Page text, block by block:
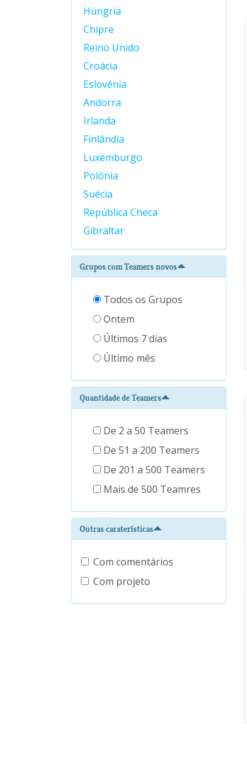
Hungria
Chipre
Reino Unido
Croácia
Eslovénia
Andorra
Irlanda
Finlândia
Luxemburgo
Polónia
Suécia
República Checa
Gibraltar
Grupos com Teamers novos
Todos os Grupos
Ontem
Últimos 7 dias
Último mês
Quantidade de Teamers
De 2 a 50 Teamers
De 51 a 200 Teamers
De 201 a 500 Teamers
Mais de 500 Teamres
Outras caraterísticas
Com comentários
Com projeto